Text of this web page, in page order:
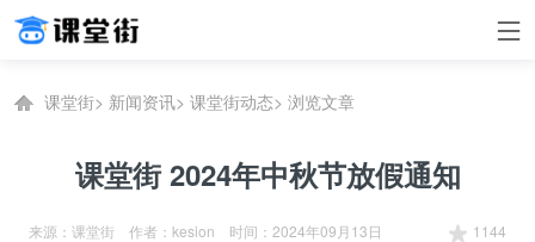
课堂街> 新闻资讯> 课堂街动态> 浏览文章
课堂街 2024年中秋节放假通知
1144
来源：课堂街 作者：kesion 时间：2024年09月13日